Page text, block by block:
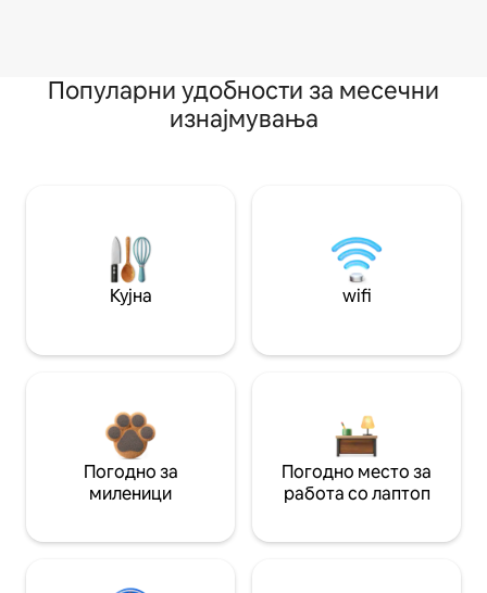
Популарни удобности за месечни
изнајмувања
Кујна wifi
Погодно за
миленици
Погодно место за
работа со лаптоп